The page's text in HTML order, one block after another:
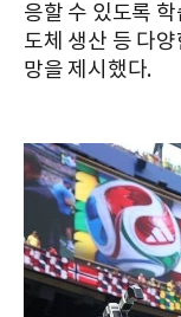
응할 수 있도록
도체 생산 등 다
망을 제시했다.